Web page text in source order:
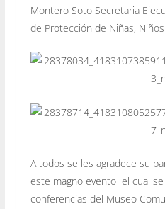
Montero Soto Secretaria
de Protección de Niñas,
A todos se les agradece su
este magno evento el cual
conferencias del Museo